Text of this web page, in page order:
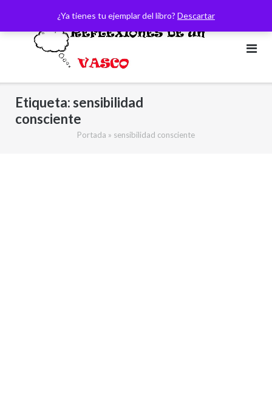
¿Ya tienes tu ejemplar del libro? Descartar
contenido
Etiqueta:sensibilidad
consciente
Portada » sensibilidad consciente